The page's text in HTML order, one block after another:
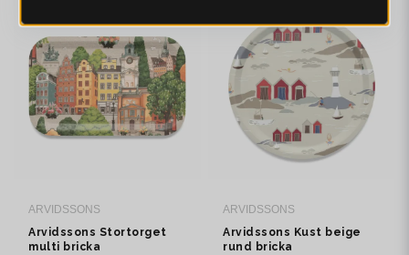
ARVIDSSONS
Arvidssons Stortorget
multi bricka
ARVIDSSONS
Arvidssons Kust beige
rund bricka